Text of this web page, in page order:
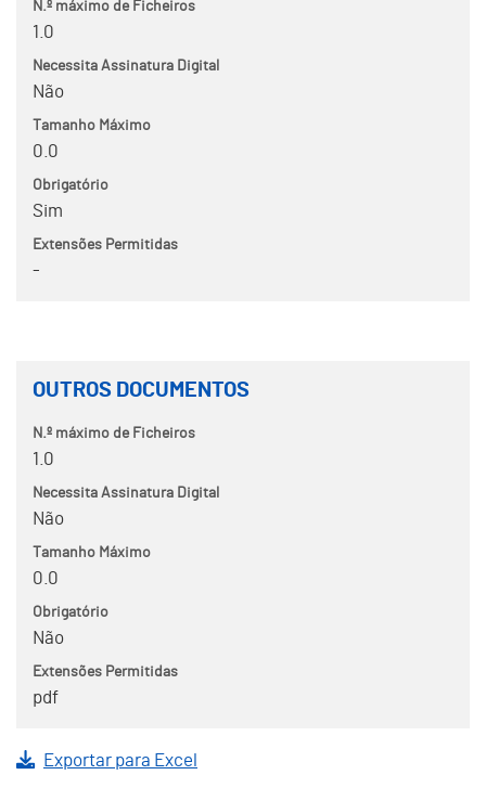
N.º máximo de Ficheiros
1.0
Necessita Assinatura Digital
Não
Tamanho Máximo
0.0
Obrigatório
Sim
Extensões Permitidas
-
OUTROS DOCUMENTOS
N.º máximo de Ficheiros
1.0
Necessita Assinatura Digital
Não
Tamanho Máximo
0.0
Obrigatório
Não
Extensões Permitidas
pdf
Exportar para Excel